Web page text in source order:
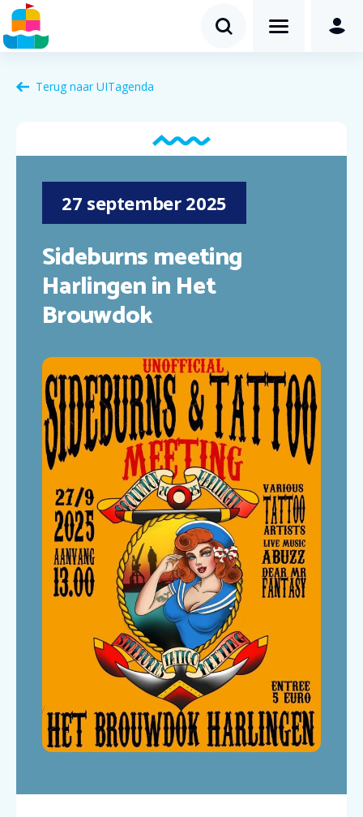
Terug naar UITagenda
27 september 2025
Sideburns meeting
Harlingen in Het
Brouwdok